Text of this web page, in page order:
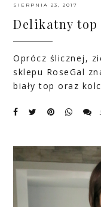
SIERPNIA 23, 2017
Delikatny top
Oprócz ślicznej,
sklepu RoseGal
biały top oraz